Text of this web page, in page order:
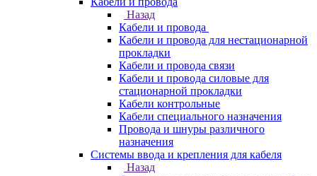
Назад
Кабели и провода
Кабели и провода для нестационарной
прокладки
Кабели и провода связи
Кабели и провода силовые для
стационарной прокладки
Кабели контрольные
Кабели специального назначения
Провода и шнуры различного
назначения
Системы ввода и крепления для кабеля
Назад